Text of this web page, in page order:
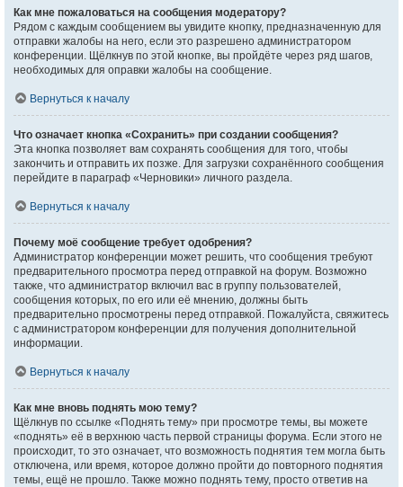
Как мне пожаловаться на сообщения модератору?
Рядом с каждым сообщением вы увидите кнопку, предназначенную для
отправки жалобы на него, если это разрешено администратором
конференции. Щёлкнув по этой кнопке, вы пройдёте через ряд шагов,
необходимых для оправки жалобы на сообщение.
Вернуться к началу
Что означает кнопка «Сохранить» при создании сообщения?
Эта кнопка позволяет вам сохранять сообщения для того, чтобы
закончить и отправить их позже. Для загрузки сохранённого сообщения
перейдите в параграф «Черновики» личного раздела.
Вернуться к началу
Почему моё сообщение требует одобрения?
Администратор конференции может решить, что сообщения требуют
предварительного просмотра перед отправкой на форум. Возможно
также, что администратор включил вас в группу пользователей,
сообщения которых, по его или её мнению, должны быть
предварительно просмотрены перед отправкой. Пожалуйста, свяжитесь
с администратором конференции для получения дополнительной
информации.
Вернуться к началу
Как мне вновь поднять мою тему?
Щёлкнув по ссылке «Поднять тему» при просмотре темы, вы можете
«поднять» её в верхнюю часть первой страницы форума. Если этого не
происходит, то это означает, что возможность поднятия тем могла быть
отключена, или время, которое должно пройти до повторного поднятия
темы, ещё не прошло. Также можно поднять тему, просто ответив на